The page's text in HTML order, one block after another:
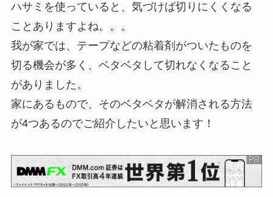
ハサミを使っていると、気づけば切りにくくなる
ことありますよね。。。
我が家では、テープなどの粘着剤がついたものを
切る機会が多く、ベタベタして切れなくなること
がありました。
家にあるもので、そのベタベタが解消される方法
が4つあるのでご紹介したいと思います！